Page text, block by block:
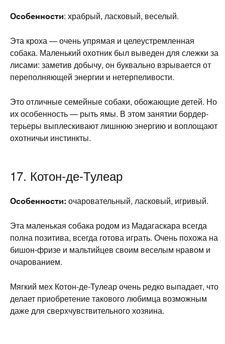
Особенности: храбрый, ласковый, веселый.
Эта кроха — очень упрямая и целеустремленная
собака. Маленький охотник был выведен для слежки за
лисами: заметив добычу, он буквально взрывается от
переполняющей энергии и нетерпеливости.
Это отличные семейные собаки, обожающие детей. Но
их особенность — рыть ямы. В этом занятии бордер-
терьеры выплескивают лишнюю энергию и воплощают
охотничьи инстинкты.
17. Котон-де-Тулеар
Особенности: очаровательный, ласковый, игривый.
Эта маленькая собака родом из Мадагаскара всегда
полна позитива, всегда готова играть. Очень похожа на
бишон-фризе и мальтийцев своим веселым нравом и
очарованием.
Мягкий мех Котон-де-Тулеар очень редко выпадает, что
делает приобретение такового любимца возможным
даже для сверхчувствительного хозяина.